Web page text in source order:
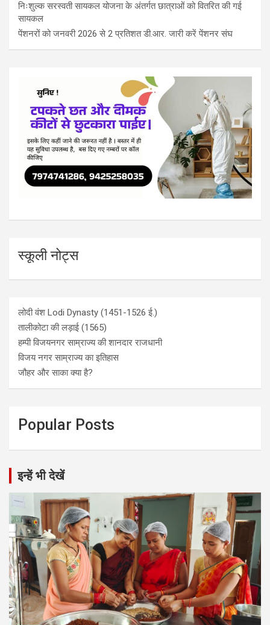
निःशुल्क सरस्वती सायकल योजना के अंतर्गत छात्राओं को वितरित की गई
सायकल
पेंशनरों को जनवरी 2026 से 2 प्रतिशत डी.आर. जारी करें पेंशनर संघ
स्कूली नोट्स
लोदी वंश Lodi Dynasty (1451-1526 ई.)
तालीकोटा की लड़ाई (1565)
हम्पी विजयनगर साम्राज्य की शानदार राजधानी
विजय नगर साम्राज्य का इतिहास
जौहर और साका क्या है?
Popular Posts
इन्हें भी देखें